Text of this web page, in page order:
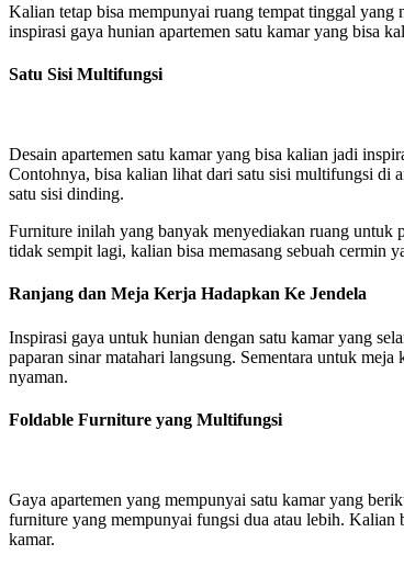
Kalian tetap bisa mempunyai ruang tempat tinggal
inspirasi gaya hunian apartemen satu kamar yang bisa
Satu Sisi Multifungsi
Desain apartemen satu kamar yang bisa kalian jadi
Contohnya, bisa kalian lihat dari satu sisi multifungsi di
satu sisi dinding.
Furniture inilah yang banyak menyediakan ruang untuk
tidak sempit lagi, kalian bisa memasang sebuah cermin
Ranjang dan Meja Kerja Hadapkan Ke Jendela
Inspirasi gaya untuk hunian dengan satu kamar yang
paparan sinar matahari langsung. Sementara untuk
nyaman.
Foldable Furniture yang Multifungsi
Gaya apartemen yang mempunyai satu kamar yang
furniture yang mempunyai fungsi dua atau lebih. Kalian
kamar.